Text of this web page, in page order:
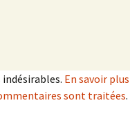
En savoir plus
sont traitées.